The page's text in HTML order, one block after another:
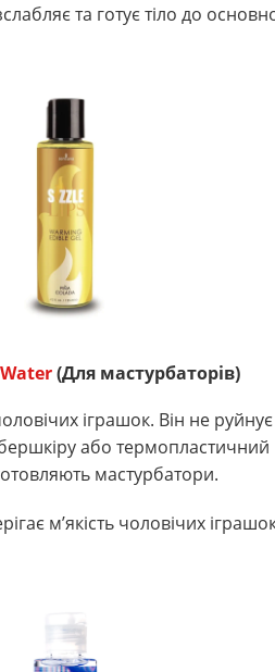
та готує тіло до
(Для мастурбаторів)
іграшок. Він не руйнує
або термопластичний
мастурбатори.
м’якість чоловічих